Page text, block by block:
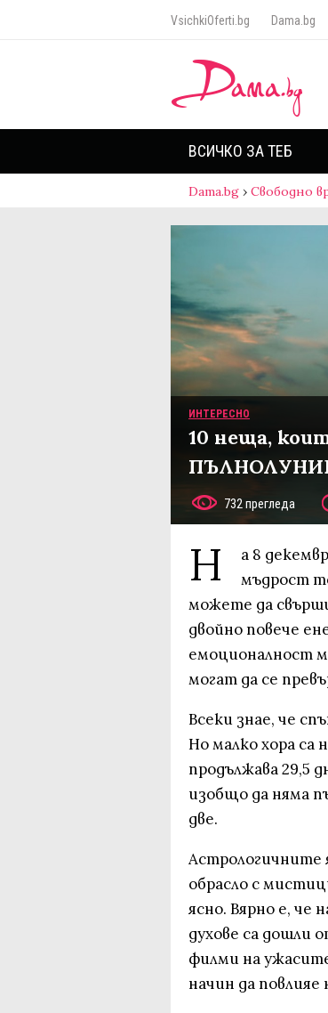
VsichkiOferti.bg Dama.bg
ВСИЧКО ЗА ТЕБ
Dama.bg › Свободно
ИНТЕРЕСНО
10 неща,
732 прегледа
Н
а 8
мъдрост
можете да
двойно повече
емоционалност
могат да се
Всеки знае, че
Но малко хора са
продължава 29,5
изобщо да няма
две.
Астрологичните
обрасло с
ясно. Вярно е, че
духове са дошли
филми на
начин да повлияе